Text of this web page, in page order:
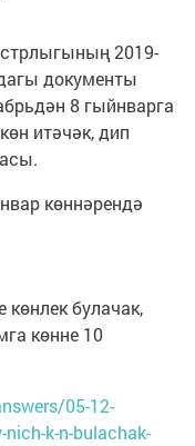
2019-
документы
8 гыйнварга
итәчәк, дип
көннәрендә
булачак,
көнне 10
05-12-
k-n-bulachak-